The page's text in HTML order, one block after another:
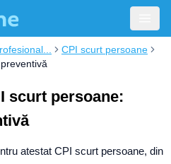
CPI scurt persoane
scurt persoane:
atestat CPI scurt persoane, din